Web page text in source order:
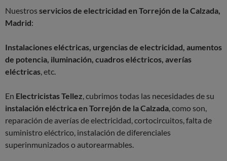
Nuestros servicios de electricidad en Torrejón de la Calzada,
Madrid:
Instalaciones eléctricas, urgencias de electricidad, aumentos
de potencia, iluminación, cuadros eléctricos, averías
eléctricas, etc.
En Electricistas Tellez, cubrimos todas las necesidades de su
instalación eléctrica en Torrejón de la Calzada, como son,
reparación de averías de electricidad, cortocircuitos, falta de
suministro eléctrico, instalación de diferenciales
superinmunizados o autorearmables.